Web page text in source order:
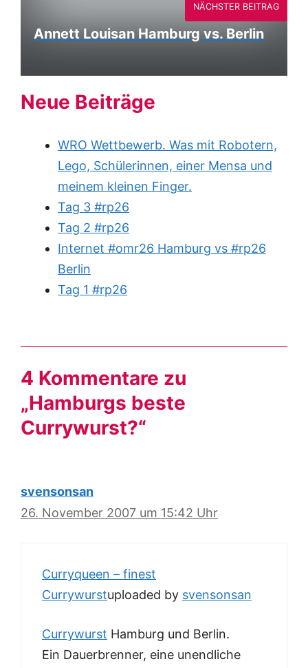
Annett Louisan Hamburg vs. Berlin
NÄCHSTER BEITRAG
Neue Beiträge
WRO Wettbewerb. Was mit Robotern,
Lego, Schülerinnen, einer Mensa und
meinem kleinen Finger.
Tag 3 #rp26
Tag 2 #rp26
Internet #omr26 Hamburg vs #rp26
Berlin
Tag 1 #rp26
4 Kommentare zu
„Hamburgs beste
Currywurst?“
svensonsan
26. November 2007 um 15:42 Uhr
Curryqueen – finest
Currywurstuploaded by svensonsan
Currywurst Hamburg und Berlin.
Ein Dauerbrenner, eine unendliche